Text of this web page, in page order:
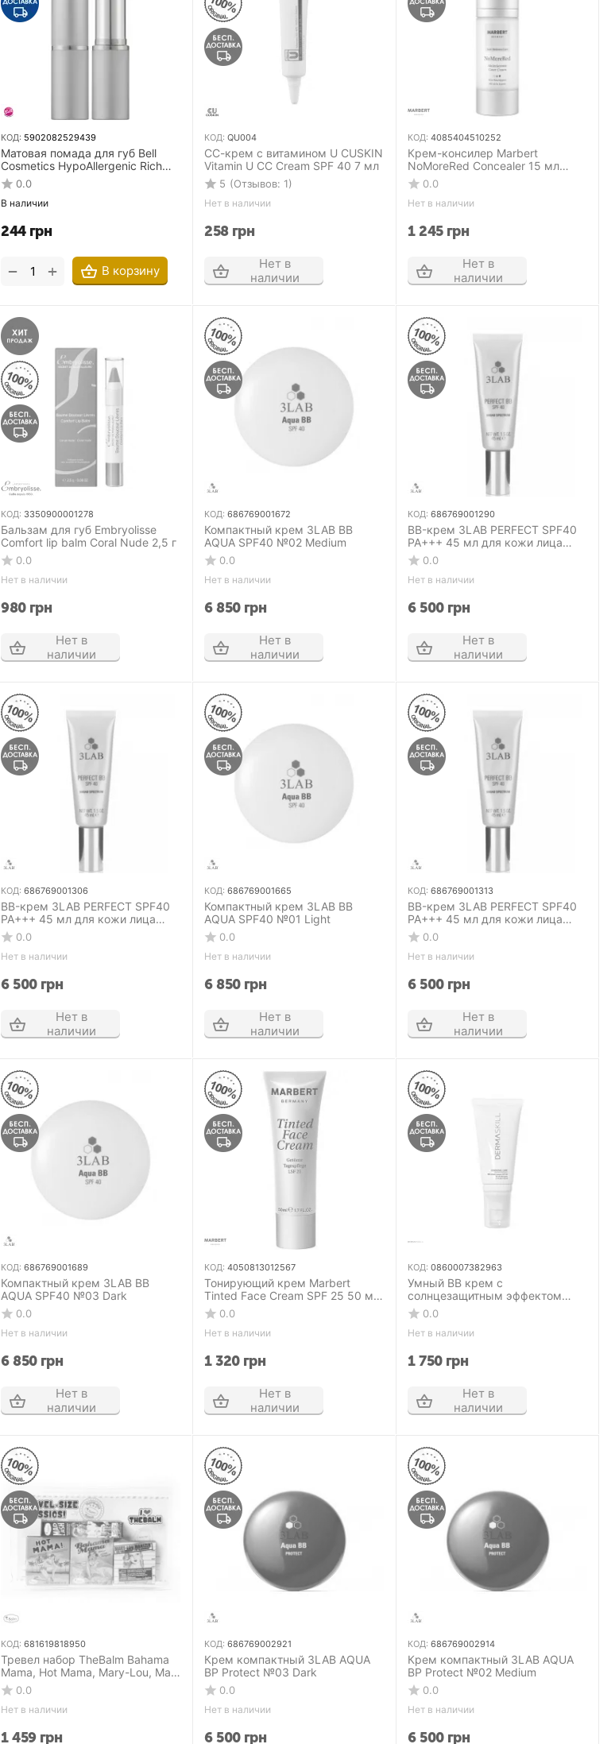
КОД: 5902082529439
Матовая помада для губ Bell
Cosmetics HypoAllergenic Rich
Mat Lipstick 03 Classy Chic 3.7 г
0.0
В наличии
244 грн
В корзину
+
−
КОД: QU004
СС-крем с витамином U CUSKIN
Vitamin U CC Cream SPF 40 7 мл
5 (Отзывов: 1)
Нет в наличии
258 грн
Нет в
наличии
КОД: 4085404510252
Крем-консилер Marbert
NoMoreRed Concealer 15 мл
маскирующий
0.0
Нет в наличии
1 245 грн
Нет в
наличии
КОД: 3350900001278
Бальзам для губ Embryolisse
Comfort lip balm Coral Nude 2,5 г
0.0
Нет в наличии
980 грн
Нет в
наличии
КОД: 686769001672
Компактный крем 3LAB ВB
AQUA SPF40 №02 Medium
0.0
Нет в наличии
6 850 грн
Нет в
наличии
КОД: 686769001290
BB-крем 3LAB PERFECT SPF40
PA+++ 45 мл для кожи лица
№01 Light
0.0
Нет в наличии
6 500 грн
Нет в
наличии
КОД: 686769001306
BB-крем 3LAB PERFECT SPF40
PA+++ 45 мл для кожи лица
№02 Medium
0.0
Нет в наличии
6 500 грн
Нет в
наличии
КОД: 686769001665
Компактный крем 3LAB ВB
AQUA SPF40 №01 Light
0.0
Нет в наличии
6 850 грн
Нет в
наличии
КОД: 686769001313
BB-крем 3LAB PERFECT SPF40
PA+++ 45 мл для кожи лица
№03 Dark
0.0
Нет в наличии
6 500 грн
Нет в
наличии
КОД: 686769001689
Компактный крем 3LAB ВB
AQUA SPF40 №03 Dark
0.0
Нет в наличии
6 850 грн
Нет в
наличии
КОД: 4050813012567
Тонирующий крем Marbert
Tinted Face Cream SPF 25 50 мл
для лица
0.0
Нет в наличии
1 320 грн
Нет в
наличии
КОД: 0860007382963
Умный BB крем с
солнцезащитным эффектом
DERMASKILL BB Smart Cream
SPF 30 50 мл
0.0
Нет в наличии
1 750 грн
Нет в
наличии
КОД: 681619818950
Тревел набор TheBalm Bahama
Mama, Hot Mama, Mary-Lou, Mad
Lash из 4 мини-продуктов в
косметичке
0.0
Нет в наличии
1 459 грн
КОД: 686769002921
Крем компактный 3LAB AQUA
ВР Protect №03 Dark
0.0
Нет в наличии
6 500 грн
КОД: 686769002914
Крем компактный 3LAB AQUA
ВР Protect №02 Medium
0.0
Нет в наличии
6 500 грн